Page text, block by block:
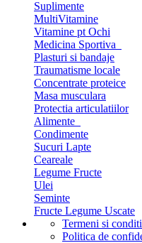
Suplimente
MultiVitamine
Vitamine pt Ochi
Medicina Sportiva
Plasturi si bandaje
Traumatisme locale
Concentrate proteice
Masa musculara
Protectia articulatiilor
Alimente
Condimente
Sucuri Lapte
Ceareale
Legume Fructe
Ulei
Seminte
Fructe Legume Uscate
Termeni si
Politica de